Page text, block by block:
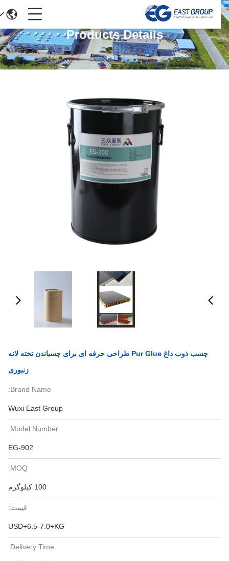
Products Details
چسب ذوب داغ Pur Glue طراحی حرفه ای برای چسباندن تخته لانه
زنبوری
Brand Name:
Wuxi East Group
Model Number:
EG-902
MOQ:
100 کیلوگرم
قیمت:
USD+6.5-7.0+KG
Delivery Time: